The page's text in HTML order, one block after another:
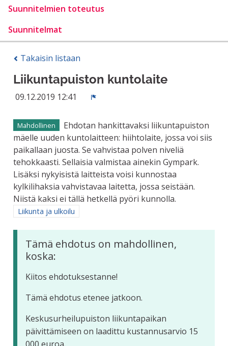
Suunnitelmien toteutus
Suunnitelmat
Takaisin listaan
Liikuntapuiston kuntolaite
09.12.2019 12:41
Mahdollinen
Ehdotan hankittavaksi liikuntapuiston
mäelle uuden kuntolaitteen: hiihtolaite, jossa voi siis
paikallaan juosta. Se vahvistaa polven niveliä
tehokkaasti. Sellaisia valmistaa ainekin Gympark.
Lisäksi nykyisistä laitteista voisi kunnostaa
kylkilihaksia vahvistavaa laitetta, jossa seistään.
Niistä kaksi ei tällä hetkellä pyöri kunnolla.
Rajaa tulokset aihepiirin mukaan: Liikunta ja ulkoilu
Liikunta ja ulkoilu
Tämä ehdotus on mahdollinen,
koska:
Kiitos ehdotuksestanne!
Tämä ehdotus etenee jatkoon.
Keskusurheilupuiston liikuntapaikan
päivittämiseen on laadittu kustannusarvio 15